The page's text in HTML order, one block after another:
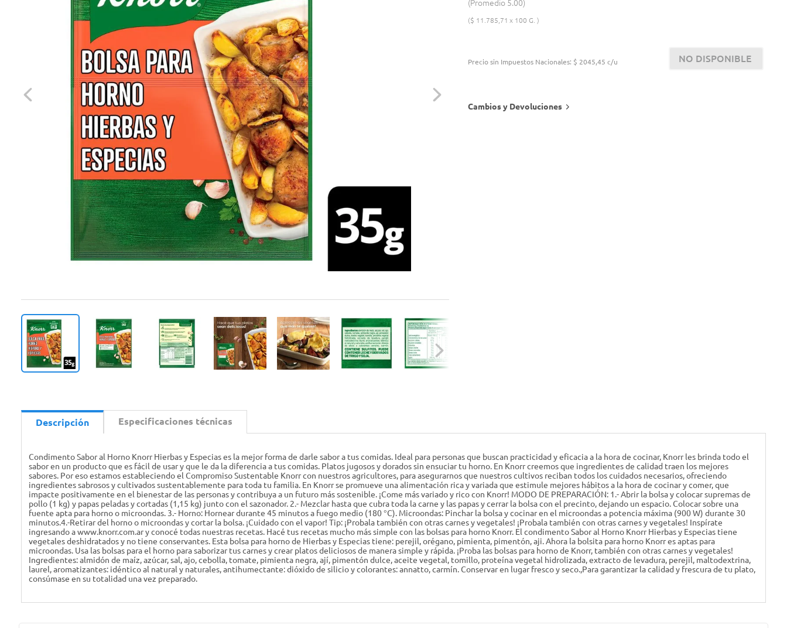
Promedio 5.00
$ 11 .785,71 100 G.
Precio sin Impuestos Nacionales: $ 2045,45 c/u NO DISPONIBLE
Cambios y Devoluciones
Descripción Especificaciones técnicas
Condimento Sabor al Horno Knorr Hierbas y Especias es la mejor forma de darle sabor a tus comidas. Ideal para personas que buscan practicidad y eficacia a la hora de cocinar, Knorr les brinda todo el
sabor en un producto que es fácil de usar y que le da la diferencia a tus comidas. Platos jugosos y dorados sin ensuciar tu horno. En Knorr creemos que ingredientes de calidad traen los mejores
sabores. Por eso estamos estableciendo el Compromiso Sustentable Knorr con nuestros agricultores, para asegurarnos que nuestros cultivos reciban todos los cuidados necesarios, ofreciendo
ingredientes sabrosos y cultivados sustentablemente para toda tu familia. En Knorr se promueve una alimentación rica y variada que estimule mejores hábitos a la hora de cocinar y comer, que
impacte positivamente en el bienestar de las personas y contribuya a un futuro más sostenible. ¡Come más variado y rico con Knorr! MODO DE PREPARACIÓN: 1.- Abrir la bolsa y colocar supremas de
pollo (1 kg) y papas peladas y cortadas (1,15 kg) junto con el sazonador. 2.- Mezclar hasta que cubra toda la carne y las papas y cerrar la bolsa con el precinto, dejando un espacio. Colocar sobre una
fuente apta para horno o microondas. 3.- Horno: Hornear durante 45 minutos a fuego medio (180 °C). Microondas: Pinchar la bolsa y cocinar en el microondas a potencia máxima (900 W) durante 30
minutos.4.-Retirar del horno o microondas y cortar la bolsa. ¡Cuidado con el vapor! Tip: ¡Probala también con otras carnes y vegetales! ¡Probala también con otras carnes y vegetales! Inspírate
ingresando a www.knorr.com.ar y conocé todas nuestras recetas. Hacé tus recetas mucho más simple con las bolsas para horno Knorr. El condimento Sabor al Horno Knorr Hierbas y Especias tiene
vegetales deshidratados y no tiene conservantes. Esta bolsa para horno de Hierbas y Especias tiene: perejil, orégano, pimienta, pimentón, aji. Ahora la bolsita para horno Knorr es aptas para
microondas. Usa las bolsas para el horno para saborizar tus carnes y crear platos deliciosos de manera simple y rápida. ¡Proba las bolsas para horno de Knorr, también con otras carnes y vegetales!
Ingredientes: almidón de maíz, azúcar, sal, ajo, cebolla, tomate, pimienta negra, ají, pimentón dulce, aceite vegetal, tomillo, proteína vegetal hidrolizada, extracto de levadura, perejil, maltodextrina,
laurel, aromatizantes: idéntico al natural y naturales, antihumectante: dióxido de silicio y colorantes: annatto, carmín. Conservar en lugar fresco y seco.,Para garantizar la calidad y frescura de tu plato,
consúmase en su totalidad una vez preparado.